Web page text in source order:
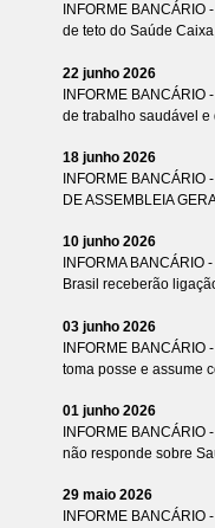
INFORME
de teto do Saúde
22 junho 2026
INFORME BANCÁRIO
de trabalho saudável e
18 junho 2026
INFORME BANCÁRIO
DE ASSEMBLEIA
10 junho 2026
INFORMA
Brasil receberão
03 junho 2026
INFORME BANCÁRIO
toma posse e assume
01 junho 2026
INFORME
não responde sobre
29 maio 2026
INFORME